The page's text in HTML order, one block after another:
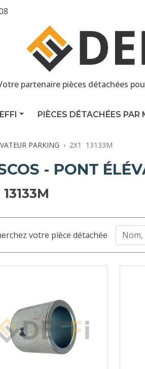
partenaire pièces détachées
PIÈCES DÉTACHÉES PAR
PARKING 2X1  13133M
- PONT
13133M
votre pièce détachée